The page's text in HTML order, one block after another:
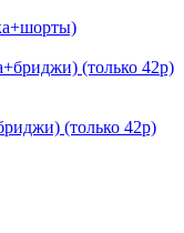
(только 42р)